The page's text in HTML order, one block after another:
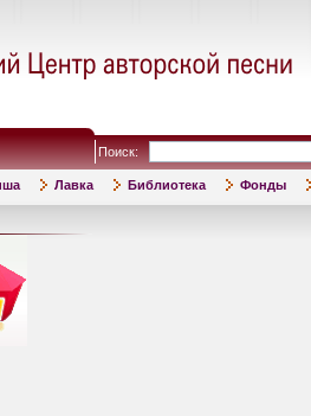
Поиск:
Лавка Библиотека Фонды